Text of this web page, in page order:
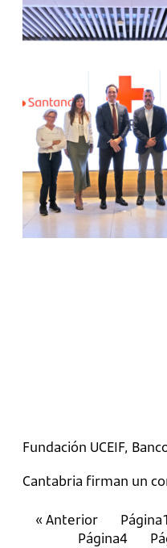
Fundación UCEIF,
Cantabria firman un
« Anterior Página1
Página4